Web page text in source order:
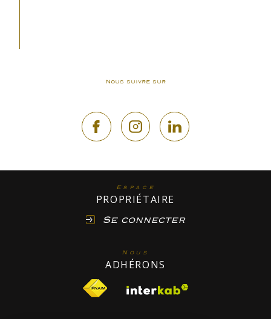
Nous suivre sur
Espace
PROPRIÉTAIRE
Se connecter
Nous
ADHÉRONS